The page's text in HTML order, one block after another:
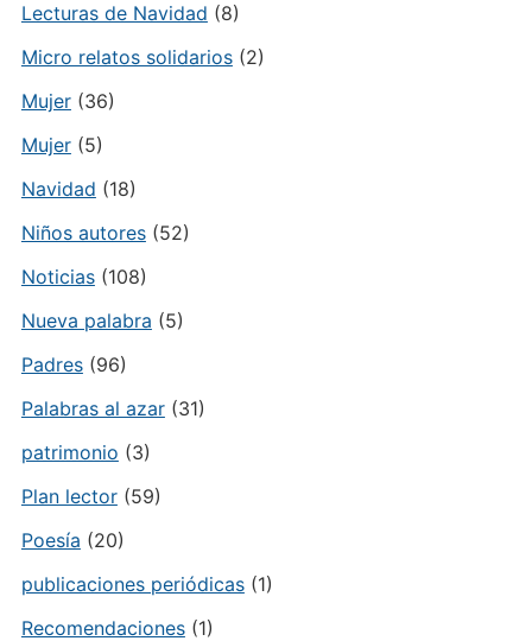
Lecturas de Navidad (8)
Micro relatos solidarios(2)
Mujer(36)
Mujer(5)
Navidad (18)
Niños autores(52)
Noticias(108)
Nueva palabra (5)
Padres(96)
Palabras al azar(31)
patrimonio (3)
Plan lector(59)
Poesía (20)
publicaciones periódicas(1)
Recomendaciones(1)